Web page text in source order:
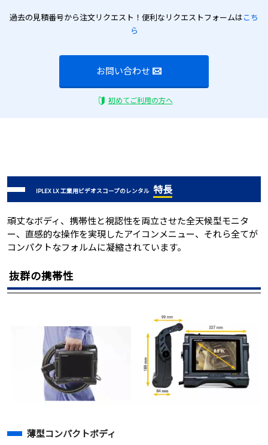
過去の見積番号から注文リクエスト！便利なリクエストフォームはこち
ら
お問い合わせ
初めてご利用の方へ
IPLEX LX 工業用ビデオスコープのレンタル 特長
頑丈なボディ、携帯性と視認性を両立させた全天候型モニタ
ー、直感的な操作を実現したアイコンメニュー、それら全てが
コンパクトなフォルムに凝縮されています。
抜群の携帯性
薄型コンパクトボディ